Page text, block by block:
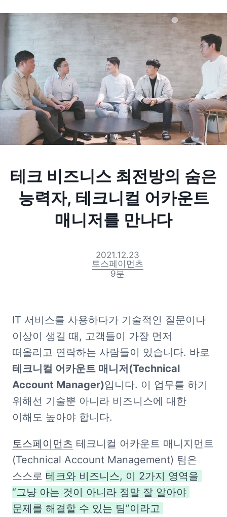
테크 비즈니스 최전방의 숨은
능력자, 테크니컬 어카운트
매니저를 만나다
2021.12.23
토스페이먼츠
9분
IT 서비스를 사용하다가 기술적인 질문이나
이상이 생길 때, 고객들이 가장 먼저
테크니컬 어카운트 매니저(Technical
Account Manager)입니다. 이 업무를 하기
위해선 기술뿐 아니라 비즈니스에 대한
이해도 높아야 합니다.
토스페이먼츠 테크니컬 어카운트 매니지먼트
(Technical Account Management) 팀은
스스로 테크와 비즈니스, 이 2가지 영역을
“그냥 아는 것이 아니라 정말 잘 알아야
문제를 해결할 수 있는 팀”이라고